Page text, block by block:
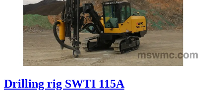
Drilling rig SWTI 115A